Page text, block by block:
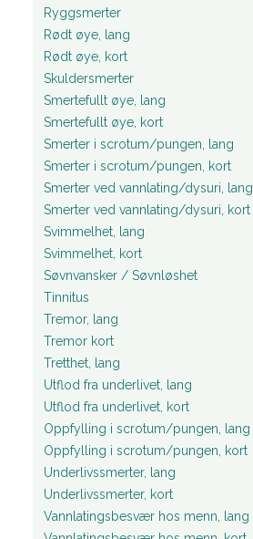
Ryggsmerter
Rødt øye, lang
Rødt øye, kort
Skuldersmerter
Smertefullt øye, lang
Smertefullt øye, kort
Smerter i scrotum/pungen, lang
Smerter i scrotum/pungen, kort
Smerter ved vannlating/dysuri, lang
Smerter ved vannlating/dysuri, kort
Svimmelhet, lang
Svimmelhet, kort
Søvnvansker / Søvnløshet
Tinnitus
Tremor, lang
Tremor kort
Tretthet, lang
Utflod fra underlivet, lang
Utflod fra underlivet, kort
Oppfylling i scrotum/pungen, lang
Oppfylling i scrotum/pungen, kort
Underlivssmerter, lang
Underlivssmerter, kort
Vannlatingsbesvær hos menn, lang